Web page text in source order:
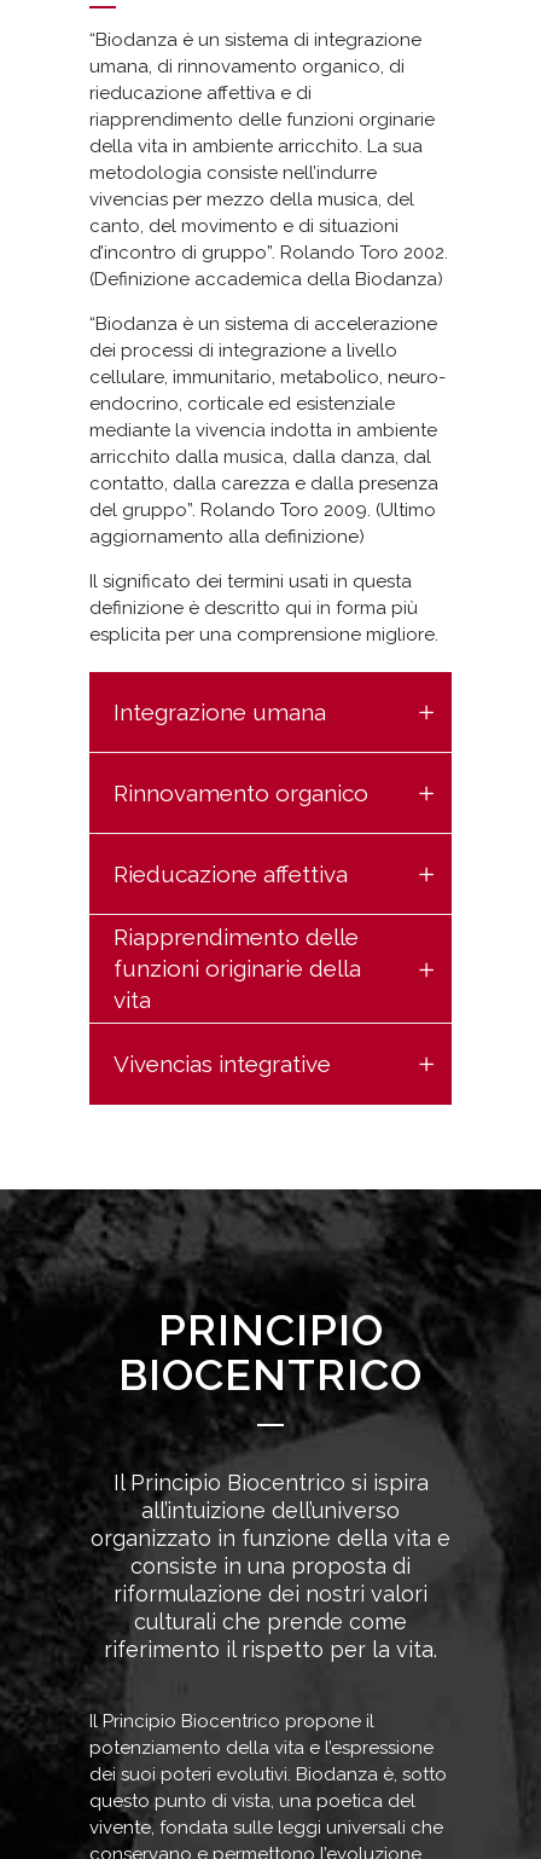
“Biodanza è un sistema di integrazione
umana, di rinnovamento organico, di
rieducazione affettiva e di
riapprendimento delle funzioni orginarie
della vita in ambiente arricchito. La sua
metodologia consiste nell’indurre
vivencias per mezzo della musica, del
canto, del movimento e di situazioni
d’incontro di gruppo”. Rolando Toro 2002.
(Definizione accademica della Biodanza)
“Biodanza è un sistema di accelerazione
dei processi di integrazione a livello
cellulare, immunitario, metabolico, neuro-
endocrino, corticale ed esistenziale
mediante la vivencia indotta in ambiente
arricchito dalla musica, dalla danza, dal
contatto, dalla carezza e dalla presenza
del gruppo”. Rolando Toro 2009. (Ultimo
aggiornamento alla definizione)
Il significato dei termini usati in questa
definizione è descritto qui in forma più
esplicita per una comprensione migliore.
Integrazione umana
Rinnovamento organico
Rieducazione affettiva
Riapprendimento delle
funzioni originarie della
vita
Vivencias integrative
PRINCIPIO
BIOCENTRICO
Il Principio Biocentrico si ispira
all’intuizione dell’universo
organizzato in funzione della vita e
consiste in una proposta di
riformulazione dei nostri valori
culturali che prende come
riferimento il rispetto per la vita.
Il Principio Biocentrico propone il
potenziamento della vita e l’espressione
dei suoi poteri evolutivi. Biodanza è, sotto
questo punto di vista, una poetica del
vivente, fondata sulle leggi universali che
conservano e permettono l’evoluzione